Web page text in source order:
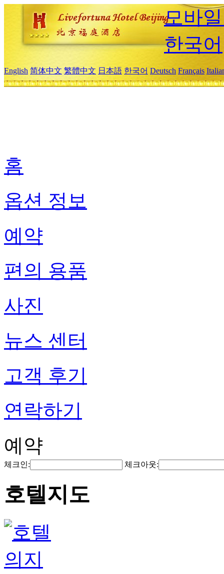
모바
한국어
English 简体中文 繁體中文 日本語 한국어 Deutsch Français
홈
옵션 정보
예약
편의 용품
사진
뉴스 센터
고객 후기
연락하기
예약
체크인: 체크아웃:
호텔지도